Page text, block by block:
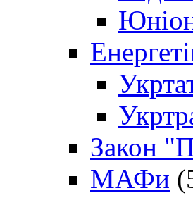
Закон
МАФи